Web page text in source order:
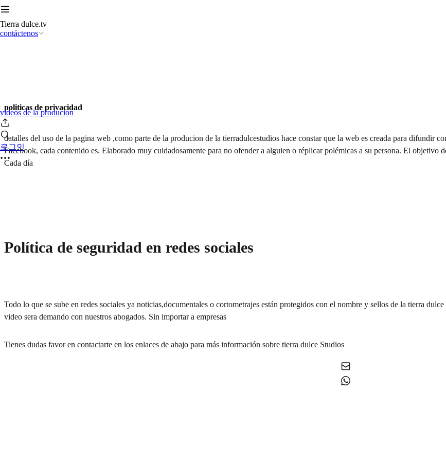
Tierra dulce.tv
contáctenos
videos de la producion
로그인
politicas de privacidad
datalles del uso de la pagina web ,como parte de la producion de la tierradulcestudios hace constar que la web es creada para difundir
Facebook, cada contenido es. Elaborado muy cuidadosamente para no ofender a alguien o réplicar polémicas a su persona. El objetivo
Cada día
Política de seguridad en redes sociales
Todo lo que se sube en redes sociales ya noticias,documentales o cortometrajes están protegidos con el nombre y sellos de la tierra
video sera demando con nuestros abogados. Sin importar a empresas
Tienes dudas favor en contactarte en los enlaces de abajo para más información sobre tierra dulce Studios